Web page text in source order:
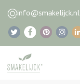
info@smakelijck.nl